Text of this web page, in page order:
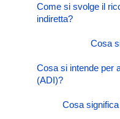
Come si svolge il
indiretta?
Cosa
Cosa si intende per
(ADI)?
Cosa